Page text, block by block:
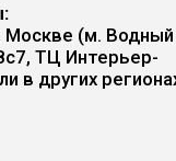
Москве (м. Водный
ТЦ Интерьер-
в других